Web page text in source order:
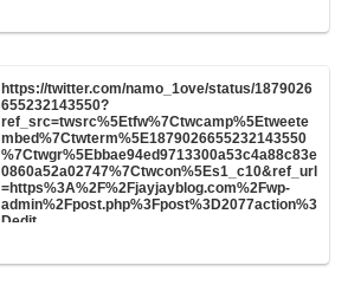
https://twitter.com/namo_1ove/status/1879026
655232143550?
ref_src=twsrc%5Etfw%7Ctwcamp%5Etweete
mbed%7Ctwterm%5E1879026655232143550
%7Ctwgr%5Ebbae94ed9713300a53c4a88c83e
0860a52a02747%7Ctwcon%5Es1_c10&ref_url
=https%3A%2F%2Fjayjayblog.com%2Fwp-
admin%2Fpost.php%3Fpost%3D2077action%3
Dedit